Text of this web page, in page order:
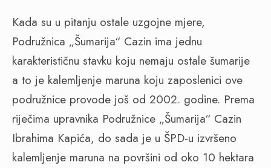
Kada su u pitanju ostale uzgojne mjere,
Podružnica „Šumarija“ Cazin ima jednu
karakterističnu stavku koju nemaju ostale šumarije
a to je kalemljenje maruna koju zaposlenici ove
podružnice provode još od 2002. godine. Prema
riječima upravnika Podružnice „Šumarija“ Cazin
Ibrahima Kapića, do sada je u ŠPD-u izvršeno
kalemljenje maruna na površini od oko 10 hektara